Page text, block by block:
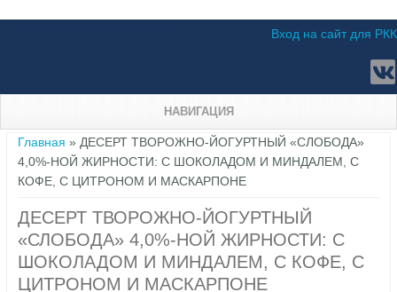
Вход на сайт для РКК
НАВИГАЦИЯ
Вы здесь
Главная » ДЕСЕРТ ТВОРОЖНО-ЙОГУРТНЫЙ «СЛОБОДА»
4,0%-НОЙ ЖИРНОСТИ: С ШОКОЛАДОМ И МИНДАЛЕМ, С
КОФЕ, С ЦИТРОНОМ И МАСКАРПОНЕ
ДЕСЕРТ ТВОРОЖНО-ЙОГУРТНЫЙ
«СЛОБОДА» 4,0%-НОЙ ЖИРНОСТИ: С
ШОКОЛАДОМ И МИНДАЛЕМ, С КОФЕ, С
ЦИТРОНОМ И МАСКАРПОНЕ